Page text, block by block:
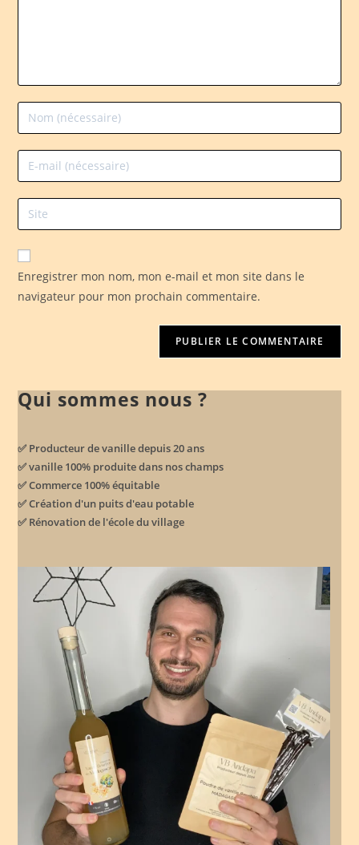
Enregistrer mon nom, mon e-mail et mon site dans le
navigateur pour mon prochain commentaire.
Qui sommes nous ?
✅ Producteur de vanille depuis 20 ans
✅ vanille 100% produite dans nos champs
✅ Commerce 100% équitable
✅ Création d'un puits d'eau potable
✅ Rénovation de l'école du village